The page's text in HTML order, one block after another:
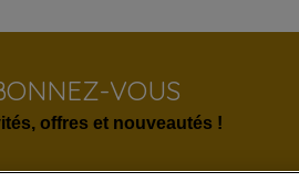
VOUS
offres et nouveautés !